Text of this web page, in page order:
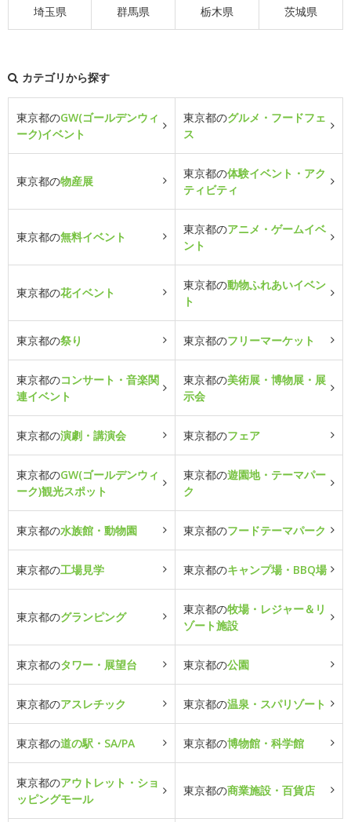
埼玉県 群馬県 栃木県 茨城県
カテゴリから探す
東京都のGW(ゴールデンウィ
ーク)イベント
東京都のグルメ・フードフェ
ス
東京都の物産展
東京都の体験イベント・アク
ティビティ
東京都の無料イベント
東京都のアニメ・ゲームイベ
ント
東京都の花イベント
東京都の動物ふれあいイベン
ト
東京都の祭り 東京都のフリーマーケット
東京都のコンサート・音楽関
連イベント
東京都の美術展・博物展・展
示会
東京都の演劇・講演会 東京都のフェア
東京都のGW(ゴールデンウィ
ーク)観光スポット
東京都の遊園地・テーマパー
ク
東京都の水族館・動物園 東京都のフードテーマパーク
東京都の工場見学 東京都のキャンプ場・BBQ場
東京都のグランピング
東京都の牧場・レジャー＆リ
ゾート施設
東京都のタワー・展望台 東京都の公園
東京都のアスレチック 東京都の温泉・スパリゾート
東京都の道の駅・SA/PA 東京都の博物館・科学館
東京都のアウトレット・ショ
ッピングモール
東京都の商業施設・百貨店